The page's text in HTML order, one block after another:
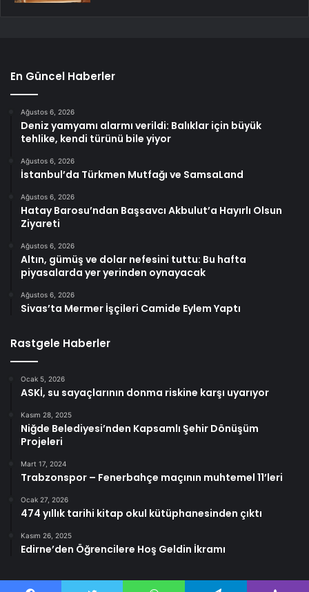
En Güncel Haberler
Ağustos 6, 2026
Deniz yamyamı alarmı verildi: Balıklar için büyük
tehlike, kendi türünü bile yiyor
Ağustos 6, 2026
İstanbul’da Türkmen Mutfağı ve SamsaLand
Ağustos 6, 2026
Hatay Barosu’ndan Başsavcı Akbulut’a Hayırlı Olsun
Ziyareti
Ağustos 6, 2026
Altın, gümüş ve dolar nefesini tuttu: Bu hafta
piyasalarda yer yerinden oynayacak
Ağustos 6, 2026
Sivas’ta Mermer İşçileri Camide Eylem Yaptı
Rastgele Haberler
Ocak 5, 2026
ASKİ, su sayaçlarının donma riskine karşı uyarıyor
Kasım 28, 2025
Niğde Belediyesi’nden Kapsamlı Şehir Dönüşüm
Projeleri
Mart 17, 2024
Trabzonspor – Fenerbahçe maçının muhtemel 11’leri
Ocak 27, 2026
474 yıllık tarihi kitap okul kütüphanesinden çıktı
Kasım 26, 2025
Edirne’den Öğrencilere Hoş Geldin İkramı